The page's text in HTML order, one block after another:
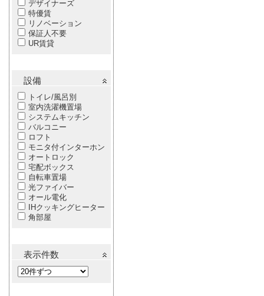
デザイナーズ
特優賃
リノベーション
保証人不要
UR賃貸
設備
トイレ/風呂別
室内洗濯機置場
システムキッチン
バルコニー
ロフト
モニタ付インターホン
オートロック
宅配ボックス
自転車置場
光ファイバー
オール電化
IHクッキングヒーター
角部屋
表示件数